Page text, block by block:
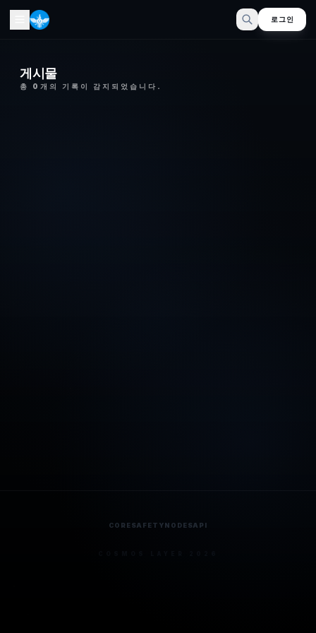
로그인
게시물
총 0 개의 기록이 감지되었습니다.
CORESAFETYNODESAPI